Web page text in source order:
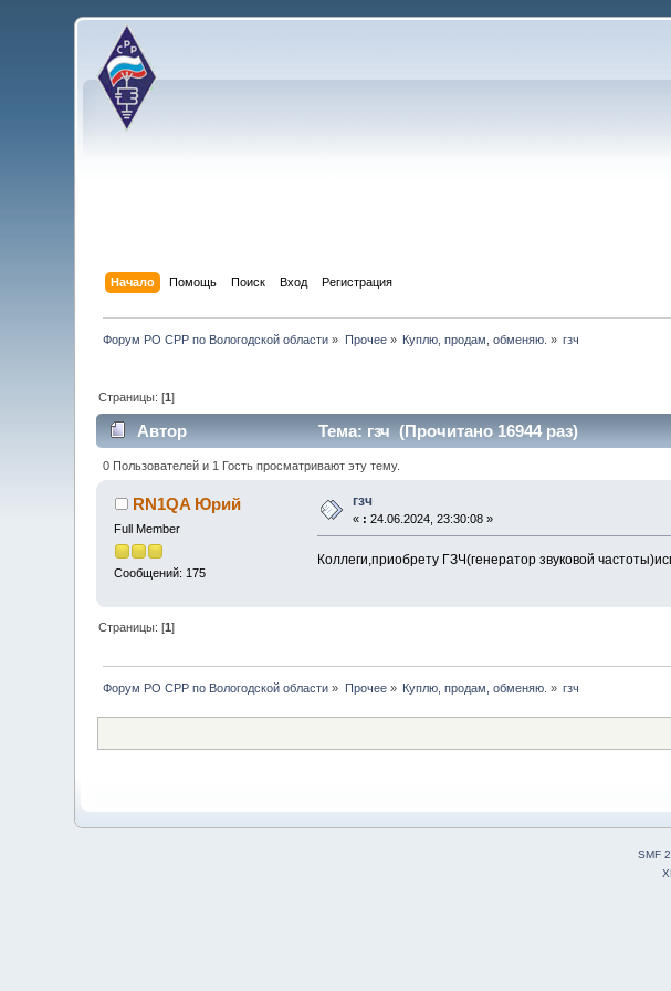
Начало Помощь Поиск Вход Регистрация
Форум РО СРР по Вологодской области » Прочее» Куплю, продам, обменяю. » гзч
Страницы: [1]
Автор Тема: гзч (Прочитано 16944 раз)
0 Пользователей и 1 Гость просматривают эту тему.
RN1QA Юрий
Full Member
Сообщений: 175
гзч
« : 24.06.2024, 23:30:08 »
Коллеги,приобрету ГЗЧ(генератор звуковой
Страницы: [1]
Форум РО СРР по Вологодской области » Прочее» Куплю, продам, обменяю. » гзч
SMF